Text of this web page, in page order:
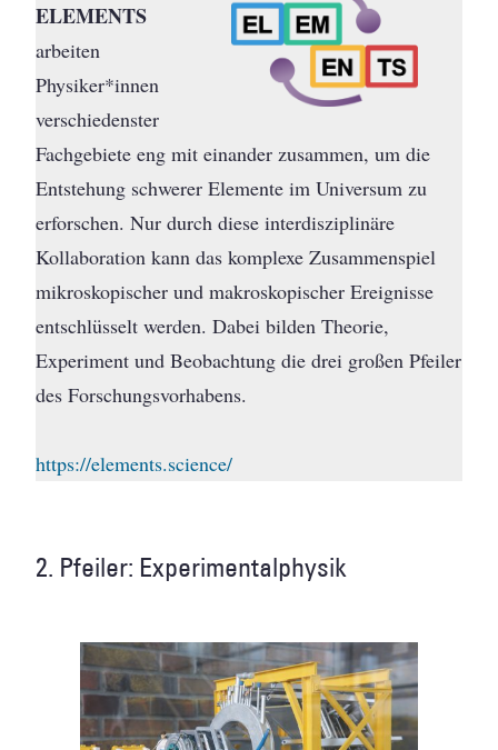
ELEMENTS
arbeiten
Physiker*innen
verschiedenster
Fachgebiete eng mit einander zusammen, um die
Entstehung schwerer Elemente im Universum zu
erforschen. Nur durch diese interdisziplinäre
Kollaboration kann das komplexe Zusammenspiel
mikroskopischer und makroskopischer Ereignisse
entschlüsselt werden. Dabei bilden Theorie,
Experiment und Beobachtung die drei großen Pfeiler
des Forschungsvorhabens.
https://elements.science/
2. Pfeiler: Experimentalphysik